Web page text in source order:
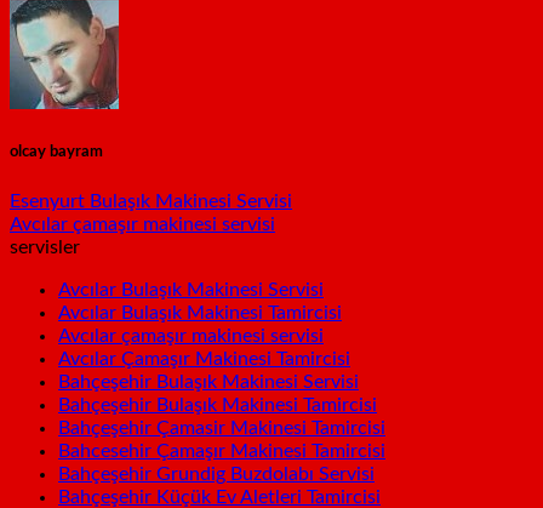
olcay bayram
Esenyurt Bulaşık Makinesi Servisi
Avcılar çamaşır makinesi servisi
servisler
Avcılar Bulaşık Makinesi Servisi
Avcılar Bulaşık Makinesi Tamircisi
Avcılar çamaşır makinesi servisi
Avcılar Çamaşır Makinesi Tamircisi
Bahçeşehir Bulaşık Makinesi Servisi
Bahçeşehir Bulaşık Makinesi Tamircisi
Bahçeşehir Çamasir Makinesi Tamircisi
Bahcesehir Çamaşır Makinesi Tamircisi
Bahçeşehir Grundig Buzdolabı Servisi
Bahçeşehir Küçük Ev Aletleri Tamircisi